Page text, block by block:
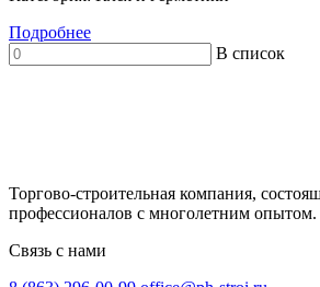
Подробнее
В список
Торгово-строительная компания,
профессионалов с многолетним опытом.
Связь с нами